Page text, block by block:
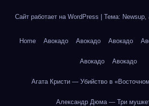
Сайт работает на WordPress Тема: Newsup,
Home Авокадо Авокадо Авокадо
Авокадо Авокадо
Агата Кристи — Убийство в
Александр Дюма — Три